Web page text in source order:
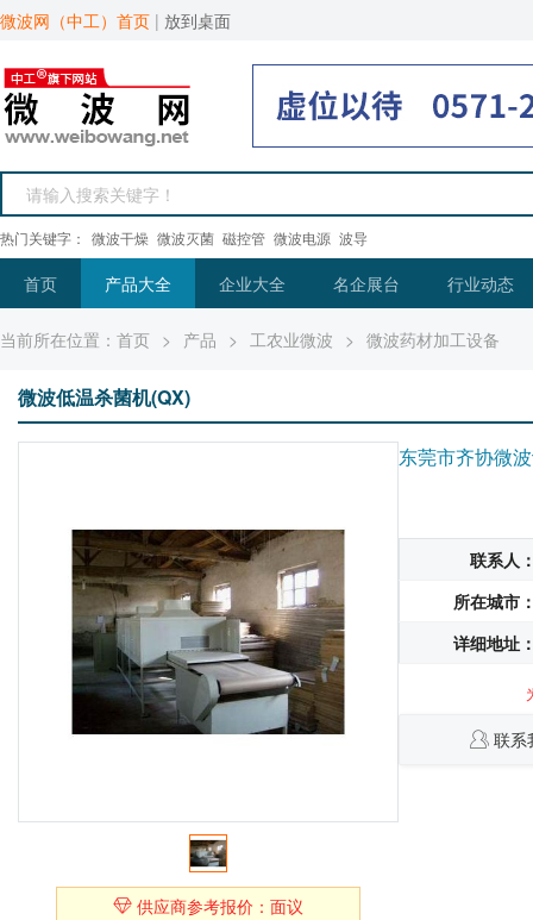
微波网（中工）首页 | 放到桌面
热门关键字： 微波干燥 微波灭菌 磁控管 微波电源 波导
首页 产品大全 企业大全 名企展台 行业动态
当前所在位置： 首页 > 产品 > 工农业微波 > 微波药材加工设备
微波低温杀菌机(QX)
供应商参考报价：面议
东莞市齐协微
联系人
所在城市
详细地址
联系